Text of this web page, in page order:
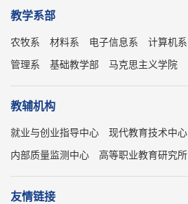
教学系部
农牧系 材料系 电子信息系 计算机系
管理系
基础教学部 马克思主义学院
教辅机构
就业与创业指导中心 现代教育技术中心
内部质量监测中心
高等职业教育研究所
友情链接